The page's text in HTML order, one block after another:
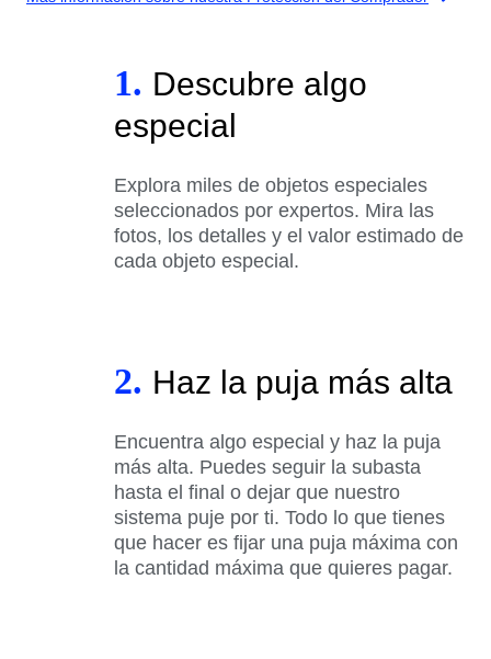
1. Descubre algo
especial
Explora miles de objetos especiales
seleccionados por expertos. Mira las
fotos, los detalles y el valor estimado de
cada objeto especial.
2. Haz la puja más alta
Encuentra algo especial y haz la puja
más alta. Puedes seguir la subasta
hasta el final o dejar que nuestro
sistema puje por ti. Todo lo que tienes
que hacer es fijar una puja máxima con
la cantidad máxima que quieres pagar.